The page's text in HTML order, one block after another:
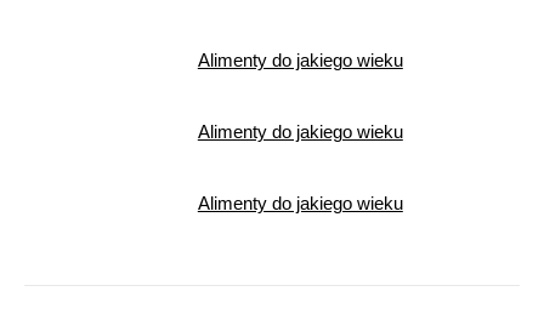
Alimenty do jakiego wieku
Alimenty do jakiego wieku
Alimenty do jakiego wieku